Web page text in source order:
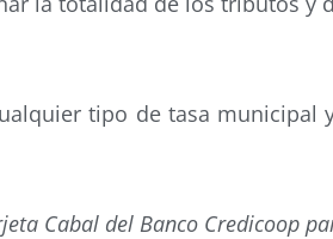
tipo de tasa municipal
Cabal del Banco Credicoop